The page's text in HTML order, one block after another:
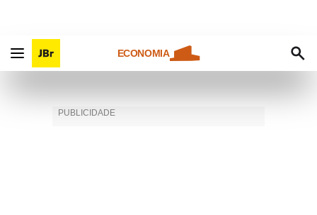
ECONOMIA